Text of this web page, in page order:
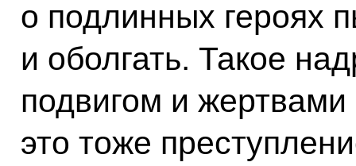
о подлинных героях
и оболгать. Такое
подвигом и
это тоже